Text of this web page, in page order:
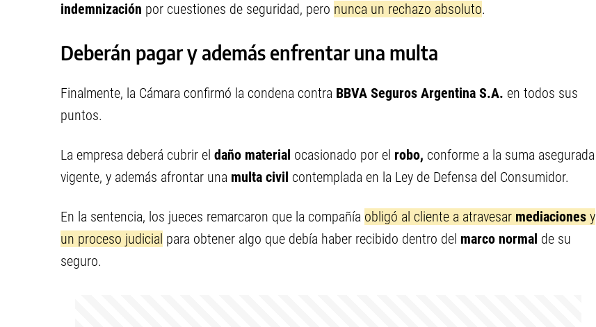
indemnización por cuestiones de seguridad, pero nunca un rechazo absoluto.
Deberán pagar y además enfrentar una multa
Finalmente, la Cámara confirmó la condena contra BBVA Seguros Argentina S.A. en todos sus
puntos.
La empresa deberá cubrir el daño material ocasionado por el robo, conforme a la suma asegurada
vigente, y además afrontar una multa civil contemplada en la Ley de Defensa del Consumidor.
En la sentencia, los jueces remarcaron que la compañía obligó al cliente a atravesar mediaciones y
un proceso judicial para obtener algo que debía haber recibido dentro del marco normal de su
seguro.